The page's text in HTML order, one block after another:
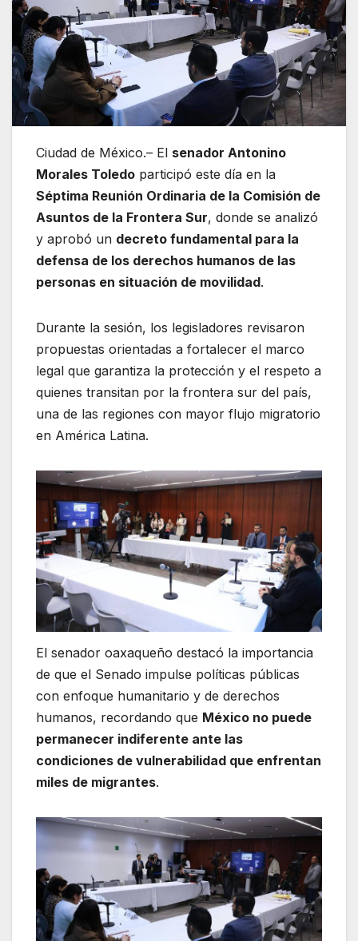
Ciudad de México.– El senador Antonino
Morales Toledo participó este día en la
Séptima Reunión Ordinaria de la Comisión de
Asuntos de la Frontera Sur, donde se analizó
y aprobó un decreto fundamental para la
defensa de los derechos humanos de las
personas en situación de movilidad.
Durante la sesión, los legisladores revisaron
propuestas orientadas a fortalecer el marco
legal que garantiza la protección y el respeto a
quienes transitan por la frontera sur del país,
una de las regiones con mayor flujo migratorio
en América Latina.
El senador oaxaqueño destacó la importancia
de que el Senado impulse políticas públicas
con enfoque humanitario y de derechos
humanos, recordando que México no puede
permanecer indiferente ante las
condiciones de vulnerabilidad que enfrentan
miles de migrantes.